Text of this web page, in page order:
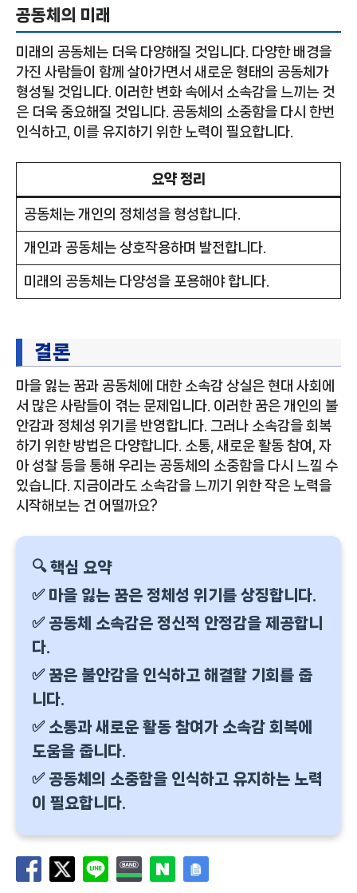
공동체의 미래
미래의 공동체는 더욱 다양해질 것입니다. 다양한 배경을
가진 사람들이 함께 살아가면서 새로운 형태의 공동체가
형성될 것입니다. 이러한 변화 속에서 소속감을 느끼는 것
은 더욱 중요해질 것입니다. 공동체의 소중함을 다시 한번
인식하고, 이를 유지하기 위한 노력이 필요합니다.
요약 정리
공동체는 개인의 정체성을 형성합니다.
개인과 공동체는 상호작용하며 발전합니다.
미래의 공동체는 다양성을 포용해야 합니다.
결론
마을 잃는 꿈과 공동체에 대한 소속감 상실은 현대 사회에
서 많은 사람들이 겪는 문제입니다. 이러한 꿈은 개인의 불
안감과 정체성 위기를 반영합니다. 그러나 소속감을 회복
하기 위한 방법은 다양합니다. 소통, 새로운 활동 참여, 자
아 성찰 등을 통해 우리는 공동체의 소중함을 다시 느낄 수
있습니다. 지금이라도 소속감을 느끼기 위한 작은 노력을
시작해보는 건 어떨까요?
🔍 핵심 요약
✅ 마을 잃는 꿈은 정체성 위기를 상징합니다.
✅ 공동체 소속감은 정신적 안정감을 제공합니
다.
✅ 꿈은 불안감을 인식하고 해결할 기회를 줍
니다.
✅ 소통과 새로운 활동 참여가 소속감 회복에
도움을 줍니다.
✅ 공동체의 소중함을 인식하고 유지하는 노력
이 필요합니다.